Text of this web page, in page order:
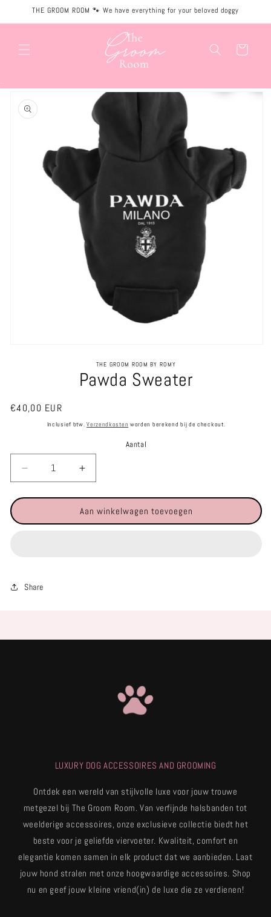
naar de
content
THE GROOM ROOM 🐾 We have everything for your beloved doggy
Winkelwagen
.
Ga direct naar
productinformatie
THE GROOM ROOM BY ROMY
Pawda Sweater
Normale
€40,00 EUR
Inclusief btw.Verzendkosten worden berekend bij de checkout.
Aantal
Aantal
verlagen
voor
Sweater
Aantal
verhogen
voor
Pawda
Sweater
Aan winkelwagen toevoegen
Share
LUXURY DOG ACCESSOIRES AND GROOMING
Ontdek een wereld van stijlvolle luxe voor jouw trouwe
metgezel bij The Groom Room. Van verfijnde halsbanden tot
weelderige accessoires, onze exclusieve collectie biedt het
beste voor je geliefde viervoeter. Kwaliteit, comfort en
elegantie komen samen in elk product dat we aanbieden. Laat
jouw hond stralen met onze hoogwaardige accessoires. Shop
nu en geef jouw kleine vriend(in) de luxe die ze verdienen!